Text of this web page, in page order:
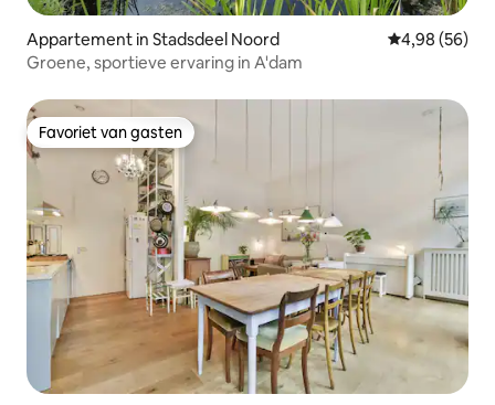
Appartement in Stadsdeel Noord Gemiddelde
4,98 (56)
Groene, sportieve ervaring in A'dam
Favoriet van gasten
Favoriet van gasten